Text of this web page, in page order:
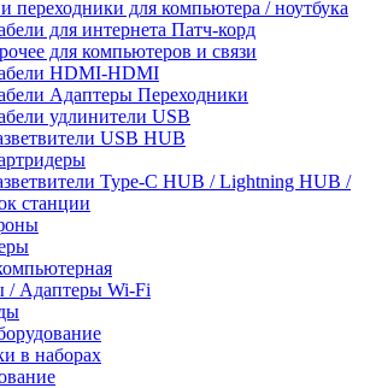
переходники для компьютера / ноутбука
для интернета Патч-корд
для компьютеров и связи
HDMI-HDMI
Адаптеры Переходники
удлинители USB
USB HUB
Type-C HUB / Lightning HUB /
станции
/ Адаптеры Wi-Fi
в наборах